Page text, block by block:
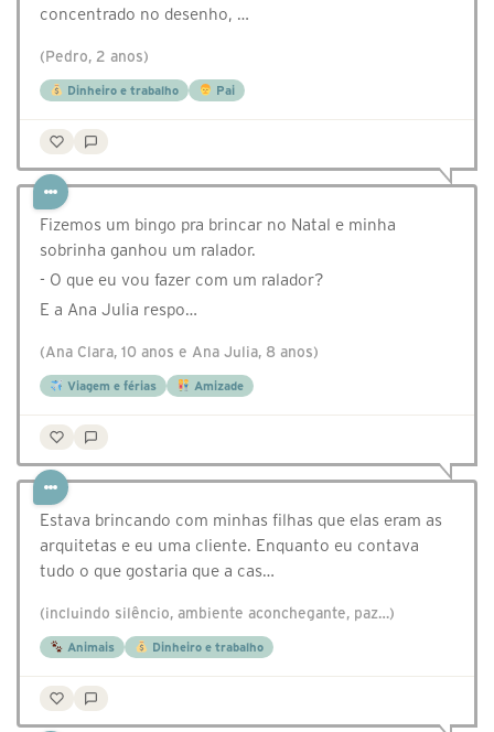
concentrado no desenho, …
(Pedro, 2 anos)
Dinheiro e trabalho Pai
Fizemos um bingo pra brincar no Natal e minha
sobrinha ganhou um ralador.
- O que eu vou fazer com um ralador?
E a Ana Julia respo…
(Ana Clara, 10 anos e Ana Julia, 8 anos)
Viagem e férias Amizade
Estava brincando com minhas filhas que elas eram as
arquitetas e eu uma cliente. Enquanto eu contava
tudo o que gostaria que a cas…
(incluindo silêncio, ambiente aconchegante, paz…)
Animais Dinheiro e trabalho